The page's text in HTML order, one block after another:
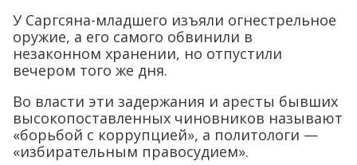
У Саргсяна-младшего изъяли огнестрельное
оружие, а его самого обвинили в
незаконном хранении, но отпустили
вечером того же дня.
Во власти эти задержания и аресты бывших
высокопоставленных чиновников называют
«борьбой с коррупцией», а политологи —
«избирательным правосудием».